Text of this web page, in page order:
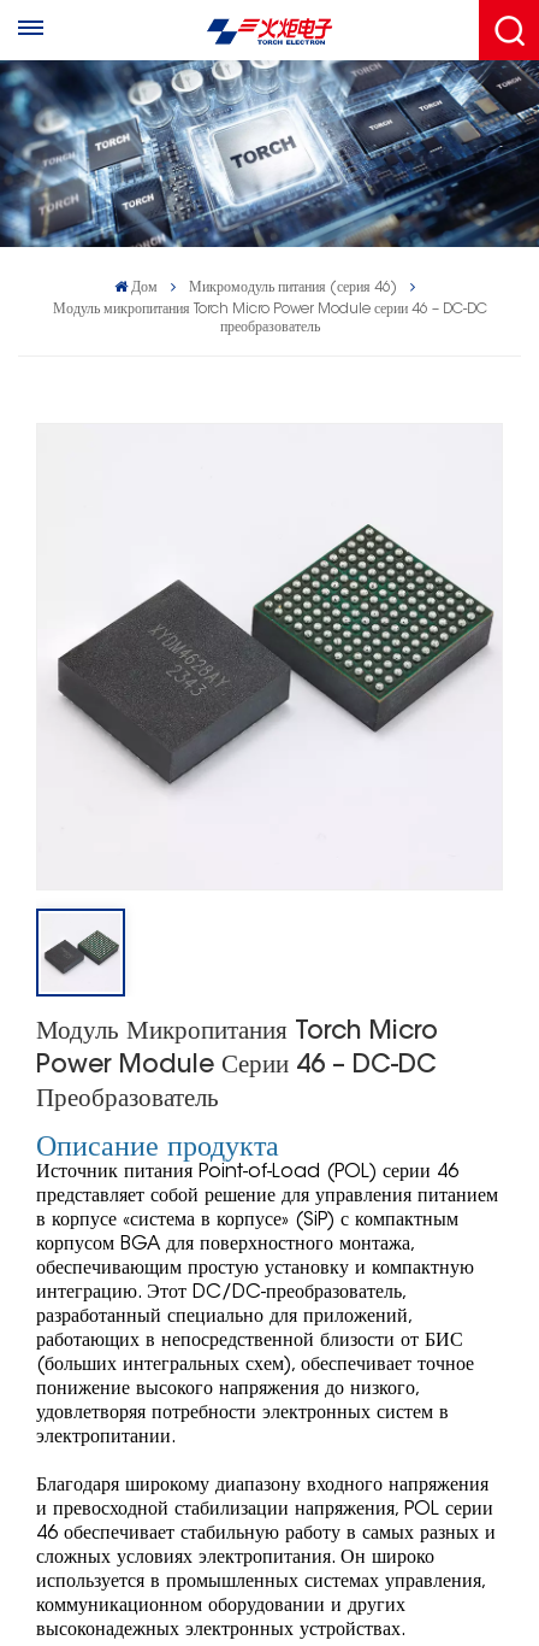
Дом
Микромодуль питания (серия 46)
Модуль микропитания Torch Micro Power Module серии 46 – DC-DC
преобразователь
Модуль Микропитания Torch Micro
Power Module Серии 46 – DC-DC
Преобразователь
Описание продукта
Источник питания Point-of-Load (POL) серии 46
представляет собой решение для управления питанием
в корпусе «система в корпусе» (SiP) с компактным
корпусом BGA для поверхностного монтажа,
обеспечивающим простую установку и компактную
интеграцию. Этот DC/DC-преобразователь,
разработанный специально для приложений,
работающих в непосредственной близости от БИС
(больших интегральных схем), обеспечивает точное
понижение высокого напряжения до низкого,
удовлетворяя потребности электронных систем в
электропитании.
Благодаря широкому диапазону входного напряжения
и превосходной стабилизации напряжения, POL серии
46 обеспечивает стабильную работу в самых разных и
сложных условиях электропитания. Он широко
используется в промышленных системах управления,
коммуникационном оборудовании и других
высоконадежных электронных устройствах.